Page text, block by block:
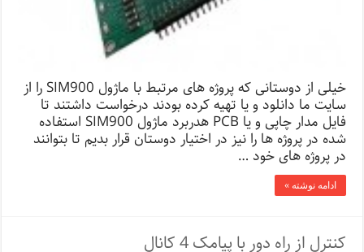
خیلی از دوستانی که پروژه های مرتبط با ماژول SIM900 را از
سایت ما دانلود و یا تهیه کرده بودند درخواست داشتند تا
فایل مدار چاپی و یا PCB هدربرد ماژول SIM900 استفاده
شده در پروژه ها را نیز در اختیار دوستان قرار بدیم تا بتوانند
در پروژه های خود …
ادامه نوشته »
کنترل از راه دور با پیامک 4 کانال